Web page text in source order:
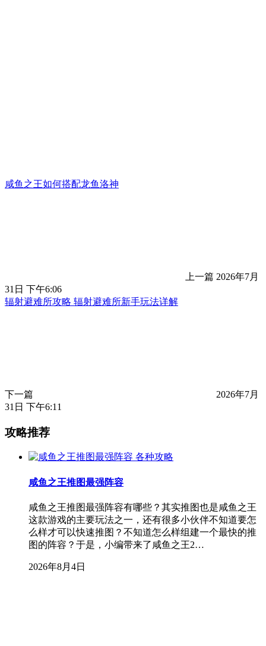
咸鱼之王如何搭配龙鱼洛神
上一篇 2026年7月
31日 下午6:06
辐射避难所攻略 辐射避难所新手玩法详解
下一篇
2026年7月
31日 下午6:11
攻略推荐
各种攻略
咸鱼之王推图最强阵容
咸鱼之王推图最强阵容有哪些？其实推图也是咸鱼之王
这款游戏的主要玩法之一，还有很多小伙伴不知道要怎
么样才可以快速推图？不知道怎么样组建一个最快的推
图的阵容？于是，小编带来了咸鱼之王2…
2026年8月4日